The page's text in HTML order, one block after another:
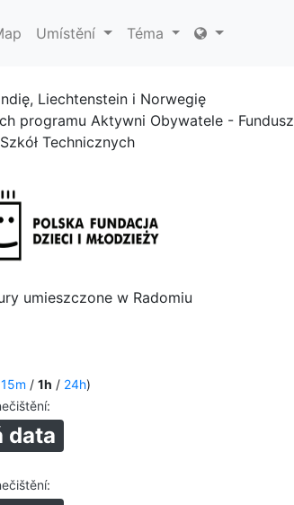
Umístění Téma
Liechtenstein i Norwegię
programu Aktywni Obywatele - Fundusz
Technicznych
umieszczone w Radomiu
15m / 1h / 24h)
:
data
: